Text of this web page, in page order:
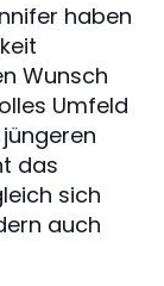
haben
Wunsch
Umfeld
das
sich
auch